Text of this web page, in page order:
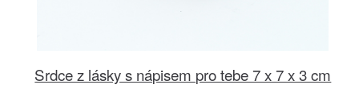
Srdce z lásky s nápisem pro tebe 7 x 7 x 3 cm